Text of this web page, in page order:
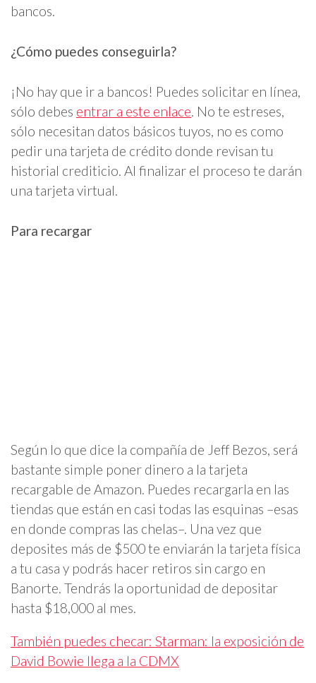
bancos.
¿Cómo puedes conseguirla?
¡No hay que ir a bancos! Puedes solicitar en línea,
sólo debes entrar a este enlace. No te estreses,
sólo necesitan datos básicos tuyos, no es como
pedir una tarjeta de crédito donde revisan tu
historial crediticio. Al finalizar el proceso te darán
una tarjeta virtual.
Para recargar
Según lo que dice la compañía de Jeff Bezos, será
bastante simple poner dinero a la tarjeta
recargable de Amazon. Puedes recargarla en las
tiendas que están en casi todas las esquinas –esas
en donde compras las chelas–. Una vez que
deposites más de $500 te enviarán la tarjeta física
a tu casa y podrás hacer retiros sin cargo en
Banorte. Tendrás la oportunidad de depositar
hasta $18,000 al mes.
También puedes checar: Starman: la exposición de
David Bowie llega a la CDMX